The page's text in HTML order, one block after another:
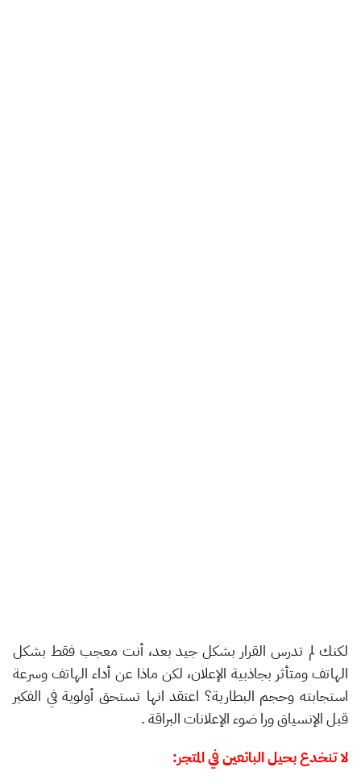
لكنك لم تدرس القرار بشكل جيد بعد، أنت معجب فقط بشكل
الهاتف ومتأثر بجاذبية الإعلان، لكن ماذا عن أداء الهاتف وسرعة
استجابته وحجم البطارية؟ اعتقد انها تستحق أولوية في الفكير
قبل الإنسياق ورا ضوء الإعلانات البراقة .
لا تنخدع بحيل البائعين في المتجر: